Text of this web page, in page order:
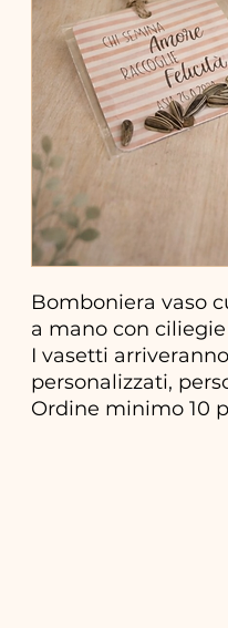
Bomboniera vaso
a mano con ciliegie
I vasetti
personalizzati,
Ordine minimo 10